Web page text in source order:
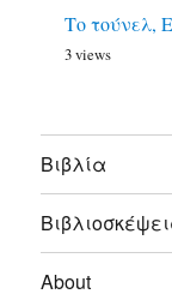
Το τούνελ,
3 views
Bιβλία
About